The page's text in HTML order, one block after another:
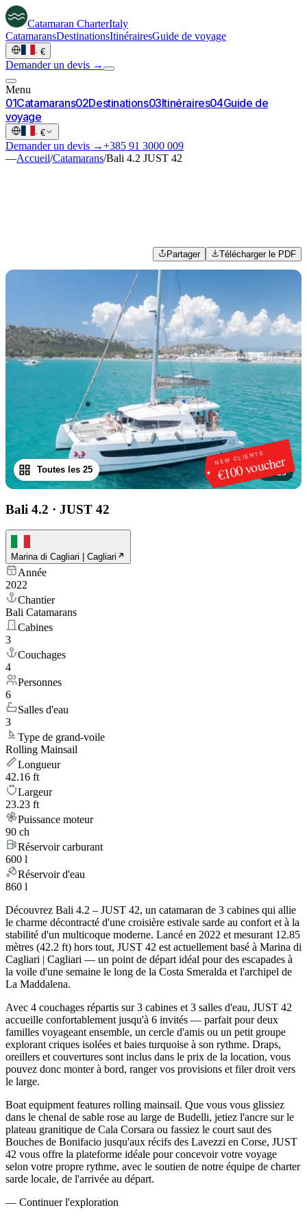
Catamaran CharterItaly
CatamaransDestinationsItinérairesGuide de voyage
· €
Demander un devis →
Menu
01Catamarans02Destinations03Itinéraires04Guide de
voyage
· €
Demander un devis →+385 91 3000 009
—Accueil/Catamarans/Bali 4.2 JUST 42
Partager Télécharger le PDF
NEW CLIENTS
€100 voucher
1/25
Toutes les 25
Bali 4.2 · JUST 42
Marina di Cagliari | Cagliari
Année
2022
Chantier
Bali Catamarans
Cabines
3
Couchages
4
Personnes
6
Salles d'eau
3
Type de grand-voile
Rolling Mainsail
Longueur
42.16 ft
Largeur
23.23 ft
Puissance moteur
90 ch
Réservoir carburant
600 l
Réservoir d'eau
860 l
Découvrez Bali 4.2 – JUST 42, un catamaran de 3 cabines qui allie
le charme décontracté d'une croisière estivale sarde au confort et à la
stabilité d'un multicoque moderne. Lancé en 2022 et mesurant 12.85
mètres (42.2 ft) hors tout, JUST 42 est actuellement basé à Marina di
Cagliari | Cagliari — un point de départ idéal pour des escapades à
la voile d'une semaine le long de la Costa Smeralda et l'archipel de
La Maddalena.
Avec 4 couchages répartis sur 3 cabines et 3 salles d'eau, JUST 42
accueille confortablement jusqu'à 6 invités — parfait pour deux
familles voyageant ensemble, un cercle d'amis ou un petit groupe
explorant criques isolées et baies turquoise à son rythme. Draps,
oreillers et couvertures sont inclus dans le prix de la location, vous
pouvez donc monter à bord, ranger vos provisions et filer droit vers
le large.
Boat equipment features rolling mainsail. Que vous vous glissiez
dans le chenal de sable rose au large de Budelli, jetiez l'ancre sur le
plateau granitique de Cala Corsara ou fassiez le court saut des
Bouches de Bonifacio jusqu'aux récifs des Lavezzi en Corse, JUST
42 vous offre la plateforme idéale pour concevoir votre voyage
selon votre propre rythme, avec le soutien de notre équipe de charter
sarde locale, de l'arrivée au départ.
— Continuer l'exploration